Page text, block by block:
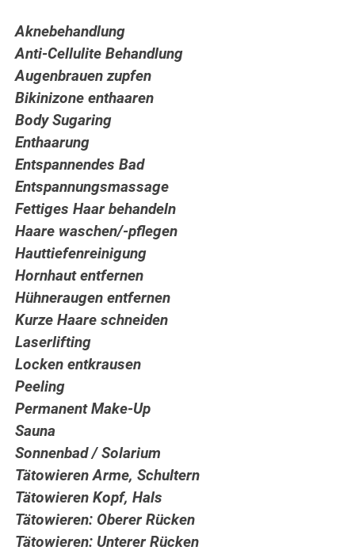
Aknebehandlung
Anti-Cellulite Behandlung
Augenbrauen zupfen
Bikinizone enthaaren
Body Sugaring
Enthaarung
Entspannendes Bad
Entspannungsmassage
Fettiges Haar behandeln
Haare waschen/-pflegen
Hauttiefenreinigung
Hornhaut entfernen
Hühneraugen entfernen
Kurze Haare schneiden
Laserlifting
Locken entkrausen
Peeling
Permanent Make-Up
Sauna
Sonnenbad / Solarium
Tätowieren Arme, Schultern
Tätowieren Kopf, Hals
Tätowieren: Oberer Rücken
Tätowieren: Unterer Rücken